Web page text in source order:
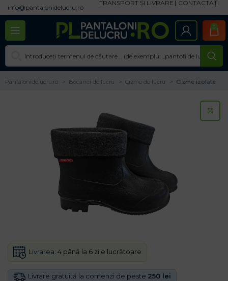
info@pantalonidelucru.ro
TRANSPORT ȘI LIVRARE CONTACTAȚI
0
Pantalonidelucru.ro Bocanci de lucru Cizme de lucru Cizme izolate
Livrare gratuită la comenzi de peste 250 lei
Livrarea: 4 până la 6 zile lucrătoare